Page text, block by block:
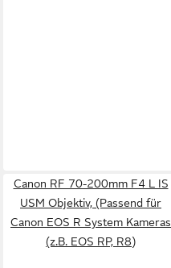
Canon RF 70-200mm F4 L IS
USM Objektiv, (Passend für
Canon EOS R System Kameras
(z.B. EOS RP, R8)